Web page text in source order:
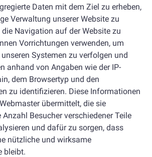
Daten mit dem Ziel zu erheben,
Verwaltung unserer Website zu
Navigation auf der Website zu
Vorrichtungen verwenden, um
Systemen zu verfolgen und
anhand von Angaben wie der IP-
dem Browsertyp und den
zu identifizieren. Diese Informationen
übermittelt, die sie
Besucher verschiedener Teile
und dafür zu sorgen, dass
nützliche und wirksame
bleibt.